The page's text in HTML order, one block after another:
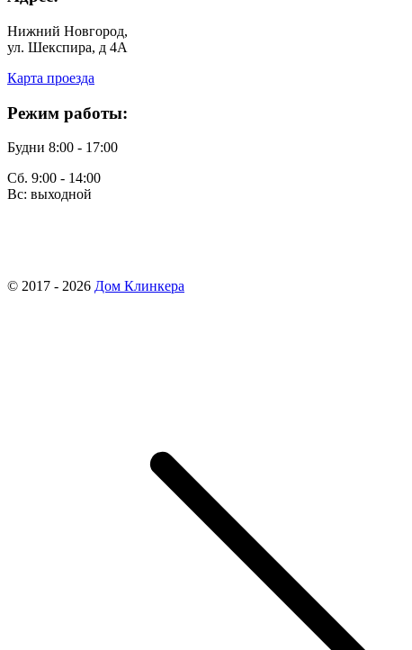
Нижний Новгород,
ул. Шекспира, д 4А
Карта проезда
Режим работы:
Будни 8:00 - 17:00
Сб. 9:00 - 14:00
Вс: выходной
© 2017 - 2026 Дом Клинкера